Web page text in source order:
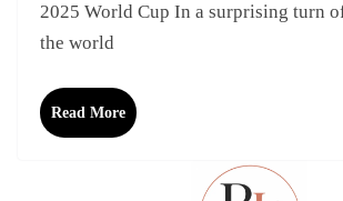
2025 World Cup In a surprising turn
the world
Read More